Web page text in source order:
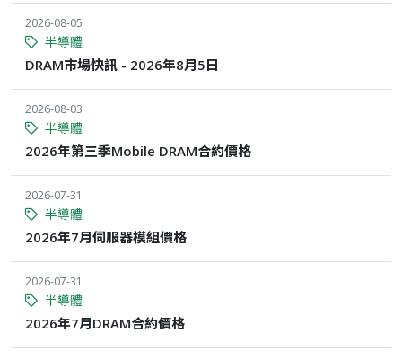
2026-08-05
半導體
DRAM市場快訊 - 2026年8月5日
2026-08-03
半導體
2026年第三季Mobile DRAM合約價格
2026-07-31
半導體
2026年7月伺服器模組價格
2026-07-31
半導體
2026年7月DRAM合約價格